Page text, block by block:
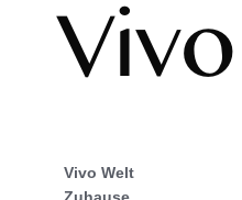
Vivo Welt